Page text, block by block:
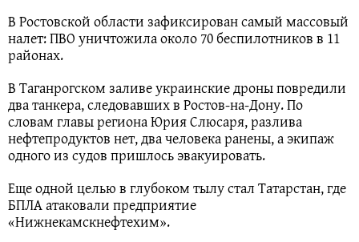
В Ростовской области зафиксирован самый массовый
налет: ПВО уничтожила около 70 беспилотников в 11
районах.
В Таганрогском заливе украинские дроны повредили
два танкера, следовавших в Ростов-на-Дону. По
словам главы региона Юрия Слюсаря, разлива
нефтепродуктов нет, два человека ранены, а экипаж
одного из судов пришлось эвакуировать.
Еще одной целью в глубоком тылу стал Татарстан, где
БПЛА атаковали предприятие
«Нижнекамскнефтехим».